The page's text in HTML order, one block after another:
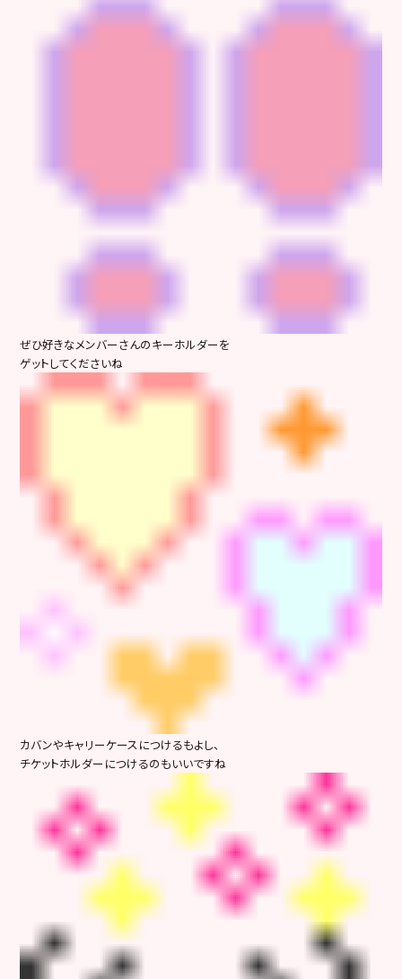
ぜひ好きなメンバーさんのキーホルダーを
ゲットしてくださいね
カバンやキャリーケースにつけるもよし、
チケットホルダーにつけるのもいいですね